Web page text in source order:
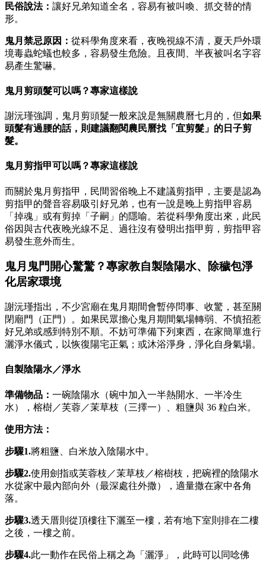
民俗說法： 讓好兄弟知道全名，容易有被叫喚、抓交替的情
形。
鬼月禁忌原因： 從科學角度來看，夜晚視線不清，夏天戶外環
境毒蟲蛇蟻也較多，容易發生危險。且夜間、半夜被叫名字容
易產生驚嚇。
鬼月剪頭髮可以嗎？專家這樣說
謝沅瑾強調，鬼月剪頭髮一般來說是無關農曆七月的，但如果
頭髮有過腰的話，則建議翻閱農民曆找「宜剪髮」的日子剪
髮。
鬼月剪指甲可以嗎？專家這樣說
而關於鬼月剪指甲，民間習俗晚上不建議剪指甲，主要是認為
剪指甲的聲音容易吸引好兄弟，也有一說是晚上剪指甲容易
「掉魂」或有剪掉「子嗣」的隱喻。若從科學角度出來，此民
俗因與古代夜晚光線不足、過往沒有發明出指甲剪，剪指甲容
易發生意外而生。
鬼月鬼門開心驚驚？專家教自製陰陽水、除穢包淨
化居家環境
謝沅瑾指出，不少宮廟在鬼月期間會暫停問事、收驚，甚至關
閉廟門（正門）。如果民眾擔心鬼月期間氣場轉弱、不慎招惹
好兄弟或感到特別不順。不妨可準備下列東西，在家簡單進行
灑淨水儀式，以恢復陽宅正氣；或沐浴淨身，淨化自身氣場。
自製陰陽水／淨水
準備物品： 一碗陰陽水（碗中加入一半熱開水、一半冷生
水），榕樹／芙蓉／茉草枝（三擇一）、粗鹽與 36 粒白米。
使用方法：
步驟1.將粗鹽、白米放入陰陽水中。
步驟2.使用劍指或芙蓉枝／茉草枝／榕樹枝，把碗裡的陰陽水
水從家中最內部向外（最深處往外撒），適量撒在家中各角
落。
步驟3.透天厝則從頂樓往下灑至一樓，若有地下室則排在二樓
之後，一樓之前。
步驟4.此一動作在民俗上稱之為「灑淨」，此時可以同唸佛